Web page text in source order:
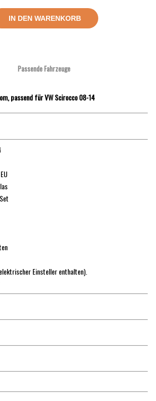
IN DEN WARENKORB
Passende Fahrzeuge
passend für VW Scirocco 08-14
Einsteller enthalten).